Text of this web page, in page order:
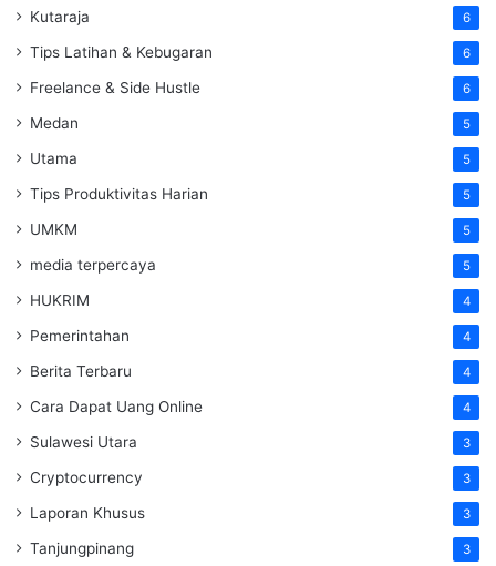
Kutaraja 6
Tips Latihan & Kebugaran 6
Freelance & Side Hustle 6
Medan 5
Utama 5
Tips Produktivitas Harian 5
UMKM 5
media terpercaya 5
HUKRIM 4
Pemerintahan 4
Berita Terbaru 4
Cara Dapat Uang Online 4
Sulawesi Utara 3
Cryptocurrency 3
Laporan Khusus 3
Tanjungpinang 3